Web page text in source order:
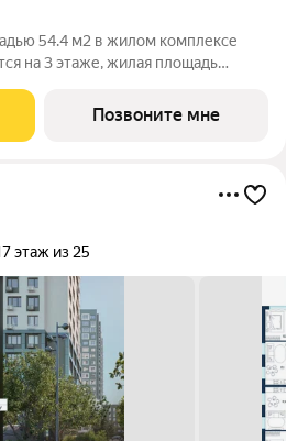
54.4 м2 в жилом комплексе
на 3 этаже, жилая площадь
Позвоните мне
этаж из 25